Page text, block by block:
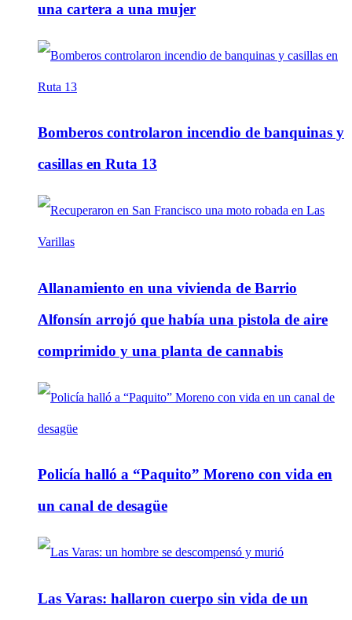
una cartera a una mujer
Bomberos controlaron incendio de banquinas y
casillas en Ruta 13
Allanamiento en una vivienda de Barrio
Alfonsín arrojó que había una pistola de aire
comprimido y una planta de cannabis
Policía halló a “Paquito” Moreno con vida en
un canal de desagüe
Las Varas: hallaron cuerpo sin vida de un